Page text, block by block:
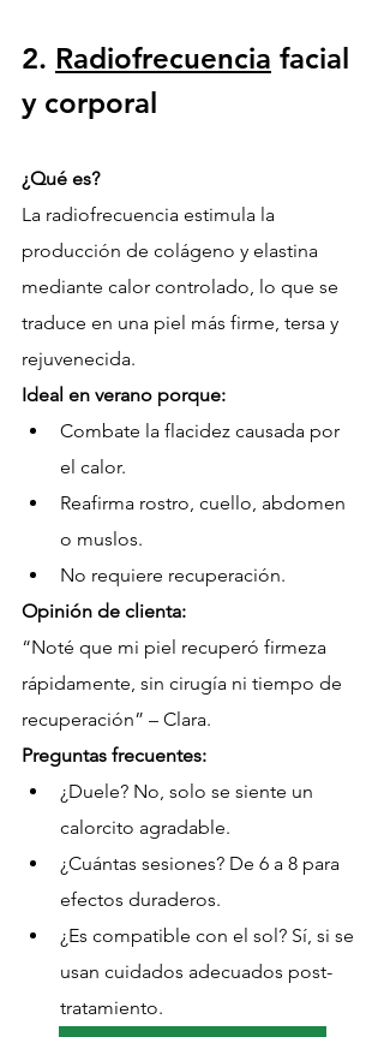
2. Radiofrecuencia facial
y corporal
¿Qué es?
La radiofrecuencia estimula la
producción de colágeno y elastina
mediante calor controlado, lo que se
traduce en una piel más firme, tersa y
rejuvenecida.
Ideal en verano porque:
Combate la flacidez causada por
el calor.
Reafirma rostro, cuello, abdomen
o muslos.
No requiere recuperación.
Opinión de clienta:
“Noté que mi piel recuperó firmeza
rápidamente, sin cirugía ni tiempo de
recuperación” – Clara.
Preguntas frecuentes:
¿Duele? No, solo se siente un
calorcito agradable.
¿Cuántas sesiones? De 6 a 8 para
efectos duraderos.
¿Es compatible con el sol? Sí, si se
usan cuidados adecuados post-
tratamiento.